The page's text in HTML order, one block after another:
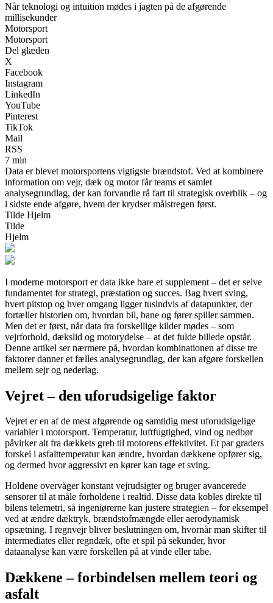
Når teknologi og intuition mødes i jagten på de afgørende
millisekunder
Motorsport
Motorsport
Del glæden
X
Facebook
Instagram
LinkedIn
YouTube
Pinterest
TikTok
Mail
RSS
7 min
Data er blevet motorsportens vigtigste brændstof. Ved at kombinere
information om vejr, dæk og motor får teams et samlet
analysegrundlag, der kan forvandle rå fart til strategisk overblik – og
i sidste ende afgøre, hvem der krydser målstregen først.
Tilde Hjelm
Tilde
Hjelm
I moderne motorsport er data ikke bare et supplement – det er selve
fundamentet for strategi, præstation og succes. Bag hvert sving,
hvert pitstop og hver omgang ligger tusindvis af datapunkter, der
fortæller historien om, hvordan bil, bane og fører spiller sammen.
Men det er først, når data fra forskellige kilder mødes – som
vejrforhold, dækslid og motorydelse – at det fulde billede opstår.
Denne artikel ser nærmere på, hvordan kombinationen af disse tre
faktorer danner et fælles analysegrundlag, der kan afgøre forskellen
mellem sejr og nederlag.
Vejret – den uforudsigelige faktor
Vejret er en af de mest afgørende og samtidig mest uforudsigelige
variabler i motorsport. Temperatur, luftfugtighed, vind og nedbør
påvirker alt fra dækkets greb til motorens effektivitet. Et par graders
forskel i asfalttemperatur kan ændre, hvordan dækkene opfører sig,
og dermed hvor aggressivt en kører kan tage et sving.
Holdene overvåger konstant vejrudsigter og bruger avancerede
sensorer til at måle forholdene i realtid. Disse data kobles direkte til
bilens telemetri, så ingeniørerne kan justere strategien – for eksempel
ved at ændre dæktryk, brændstofmængde eller aerodynamisk
opsætning. I regnvejr bliver beslutningen om, hvornår man skifter til
intermediates eller regndæk, ofte et spil på sekunder, hvor
dataanalyse kan være forskellen på at vinde eller tabe.
Dækkene – forbindelsen mellem teori og
asfalt